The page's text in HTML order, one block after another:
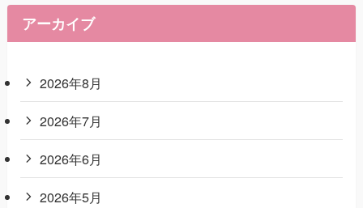
アーカイブ
2026年8月
2026年7月
2026年6月
2026年5月